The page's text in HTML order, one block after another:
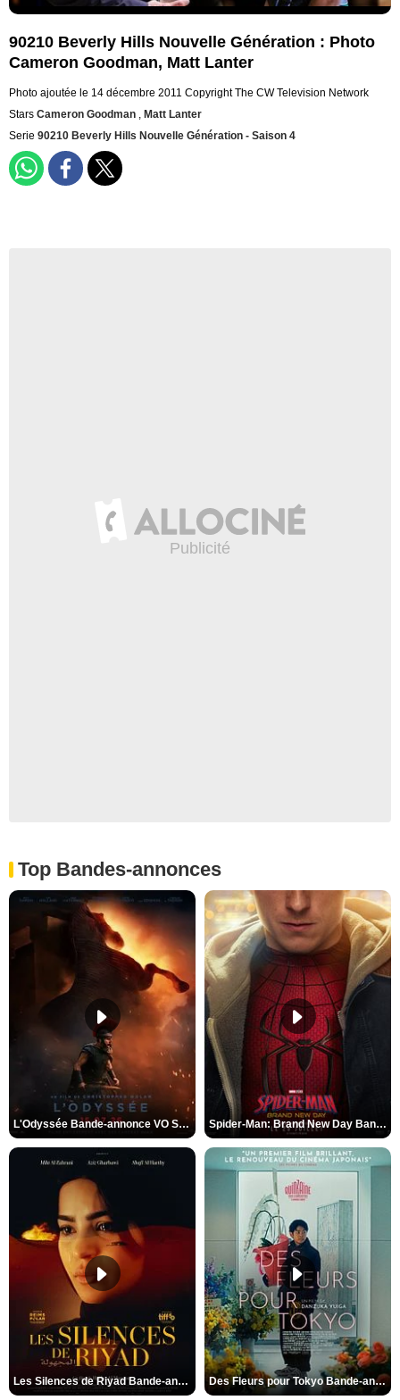
90210 Beverly Hills Nouvelle Génération : Photo
Cameron Goodman, Matt Lanter
Photo ajoutée le 14 décembre 2011 Copyright The CW Television Network
Stars Cameron Goodman , Matt Lanter
Serie 90210 Beverly Hills Nouvelle Génération - Saison 4
Top Bandes-annonces
L'Odyssée Bande-annonce VO STFR Spider-Man: Brand New Day Bande-annonce VO STFR
Les Silences de Riyad Bande-annonce VO STFR Des Fleurs pour Tokyo Bande-annonce VO STFR